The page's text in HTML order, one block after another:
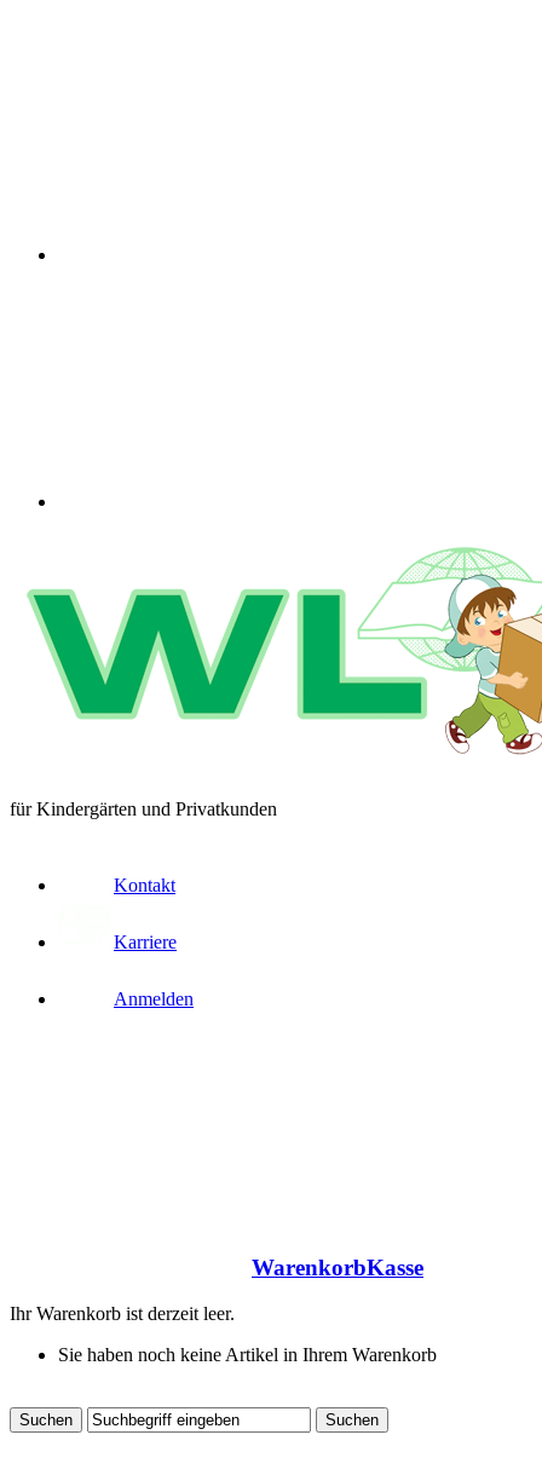
für Kindergärten und Privatkunden
Kontakt
Karriere
Anmelden
WarenkorbKasse
Ihr Warenkorb ist derzeit leer.
Sie haben noch keine Artikel in Ihrem Warenkorb